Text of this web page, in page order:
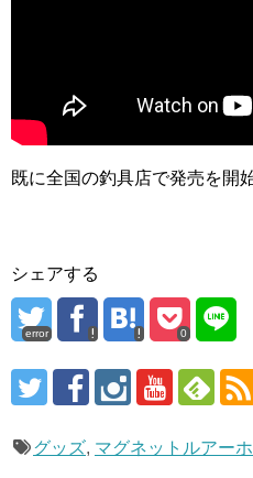
既に全国の釣具店で発売を開
シェアする
error 0
グッズ, マグネットルアー